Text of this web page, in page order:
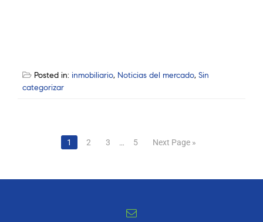
Posted in: inmobiliario, Noticias del mercado, Sin
categorizar
1 2 3 5 Next Page »